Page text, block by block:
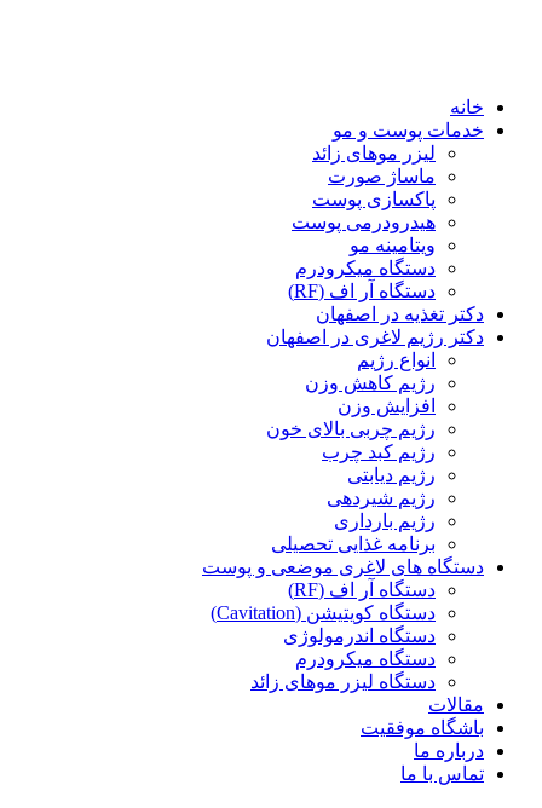
خانه
خدمات پوست و مو
لیزر موهای زائد
ماساژ صورت
پاکسازی پوست
هیدرودرمی پوست
ویتامینه مو
دستگاه میکرودرم
دستگاه آر اف (RF)
دکتر تغذیه در اصفهان
دکتر رژیم لاغری در اصفهان
انواع رژیم
رژیم کاهش وزن
افزایش وزن
رژیم چربی بالای خون
رژیم کبد چرب
رژیم دیابتی
رژیم شیردهی
رژیم بارداری
برنامه غذایی تحصیلی
دستگاه های لاغری موضعی و پوست
دستگاه آر اف (RF)
دستگاه کویتیشن (Cavitation)
دستگاه اندرمولوژی
دستگاه میکرودرم
دستگاه لیزر موهای زائد
مقالات
باشگاه موفقیت
درباره ما
تماس با ما